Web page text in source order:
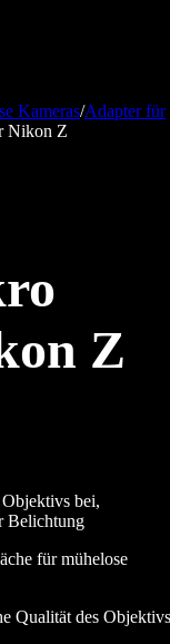
Kameras/Adapter für
Nikon Z
Z
bei,
Belichtung
für mühelose
Qualität des Objektivs